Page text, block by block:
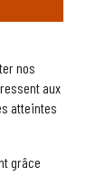
nos
aux
atteintes
grâce